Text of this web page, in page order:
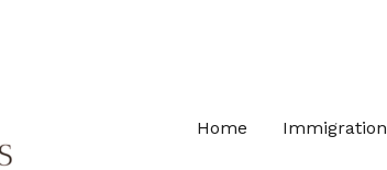
Home Immigration